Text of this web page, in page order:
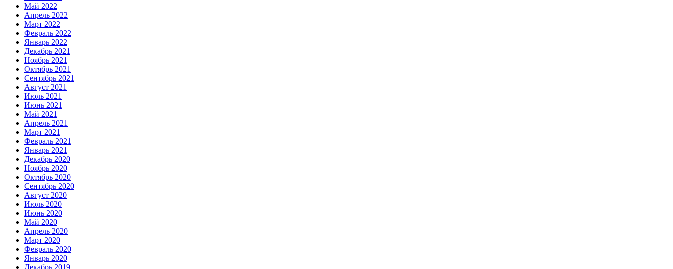
Май 2022
Апрель 2022
Март 2022
Февраль 2022
Январь 2022
Декабрь 2021
Ноябрь 2021
Октябрь 2021
Сентябрь 2021
Август 2021
Июль 2021
Июнь 2021
Май 2021
Апрель 2021
Март 2021
Февраль 2021
Январь 2021
Декабрь 2020
Ноябрь 2020
Октябрь 2020
Сентябрь 2020
Август 2020
Июль 2020
Июнь 2020
Май 2020
Апрель 2020
Март 2020
Февраль 2020
Январь 2020
Декабрь 2019